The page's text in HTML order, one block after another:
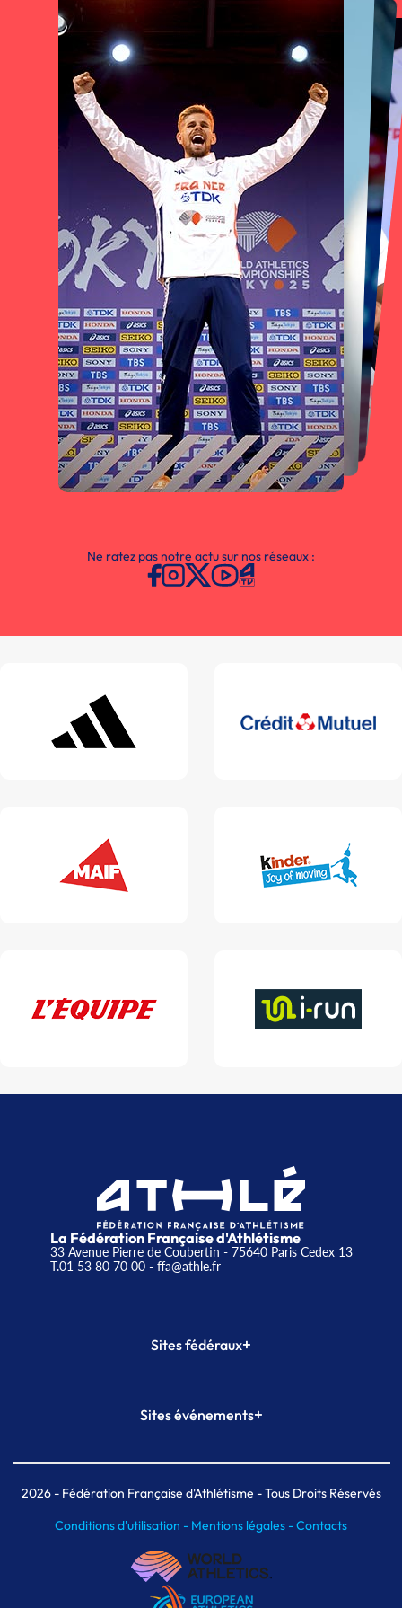
Ne ratez pas notre actu sur nos réseaux :
La Fédération Française d'Athlétisme
33 Avenue Pierre de Coubertin - 75640 Paris Cedex 13
T.01 53 80 70 00- ffa@athle.fr
Sites fédéraux+
Plateforme Formation
Sites événements+
Meeting de Paris indoor
MAIF Ekiden de Paris
2026- Fédération Française d'Athlétisme - Tous Droits Réservés
Conditions d'utilisation - Mentions légales -Contacts